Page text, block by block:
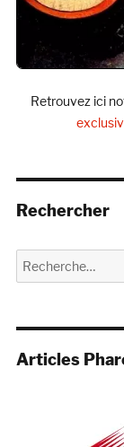
Retrouvez ici
Rechercher
Recherche
pour :
Articles